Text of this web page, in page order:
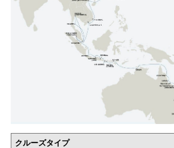
クルーズタイプ